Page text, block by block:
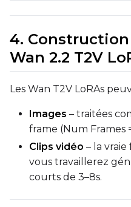
4.
Wan 2.2 T2V
Les Wan T2V LoRAs
Images – traitées
frame (Num Frames
Clips vidéo – la
vous travaillerez
courts de 3–8s.